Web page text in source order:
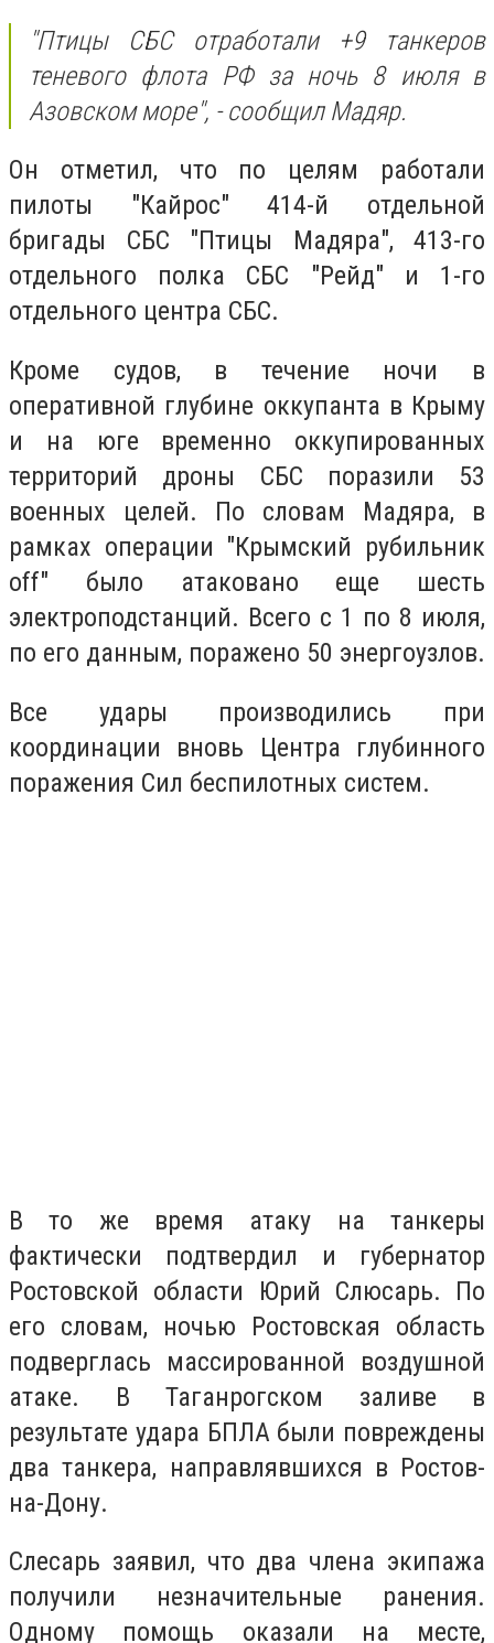
"Птицы СБС отработали +9 танкеров
теневого флота РФ за ночь 8 июля в
Азовском море", - сообщил Мадяр.
Он отметил, что по целям работали
пилоты "Кайрос" 414-й отдельной
бригады СБС "Птицы Мадяра", 413-го
отдельного полка СБС "Рейд" и 1-го
отдельного центра СБС.
Кроме судов, в течение ночи в
оперативной глубине оккупанта в Крыму
и на юге временно оккупированных
территорий дроны СБС поразили 53
военных целей. По словам Мадяра, в
рамках операции "Крымский рубильник
off" было атаковано еще шесть
электроподстанций. Всего с 1 по 8 июля,
по его данным, поражено 50 энергоузлов.
Все удары производились при
координации вновь Центра глубинного
поражения Сил беспилотных систем.
В то же время атаку на танкеры
фактически подтвердил и губернатор
Ростовской области Юрий Слюсарь. По
его словам, ночью Ростовская область
подверглась массированной воздушной
атаке. В Таганрогском заливе в
результате удара БПЛА были повреждены
два танкера, направлявшихся в Ростов-
на-Дону.
Слесарь заявил, что два члена экипажа
получили незначительные ранения.
Одному помощь оказали на месте,